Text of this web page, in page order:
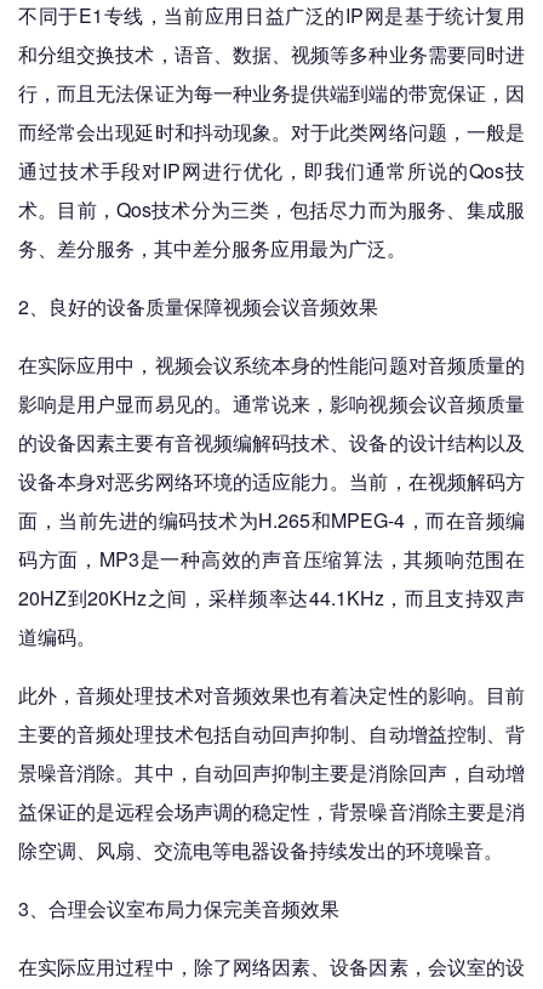
不同于E1专线，当前应用日益广泛的IP网是基于统计复用
和分组交换技术，语音、数据、视频等多种业务需要同时进
行，而且无法保证为每一种业务提供端到端的带宽保证，因
而经常会出现延时和抖动现象。对于此类网络问题，一般是
通过技术手段对IP网进行优化，即我们通常所说的Qos技
术。目前，Qos技术分为三类，包括尽力而为服务、集成服
务、差分服务，其中差分服务应用最为广泛。
2、良好的设备质量保障视频会议音频效果
在实际应用中，视频会议系统本身的性能问题对音频质量的
影响是用户显而易见的。通常说来，影响视频会议音频质量
的设备因素主要有音视频编解码技术、设备的设计结构以及
设备本身对恶劣网络环境的适应能力。当前，在视频解码方
面，当前先进的编码技术为H.265和MPEG-4，而在音频编
码方面，MP3是一种高效的声音压缩算法，其频响范围在
20HZ到20KHz之间，采样频率达44.1KHz，而且支持双声
道编码。
此外，音频处理技术对音频效果也有着决定性的影响。目前
主要的音频处理技术包括自动回声抑制、自动增益控制、背
景噪音消除。其中，自动回声抑制主要是消除回声，自动增
益保证的是远程会场声调的稳定性，背景噪音消除主要是消
除空调、风扇、交流电等电器设备持续发出的环境噪音。
3、合理会议室布局力保完美音频效果
在实际应用过程中，除了网络因素、设备因素，会议室的设